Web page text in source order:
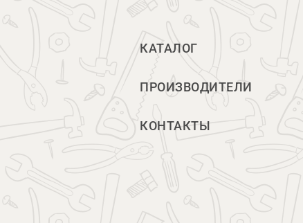
КАТАЛОГ
ПРОИЗВОДИТЕЛИ
КОНТАКТЫ